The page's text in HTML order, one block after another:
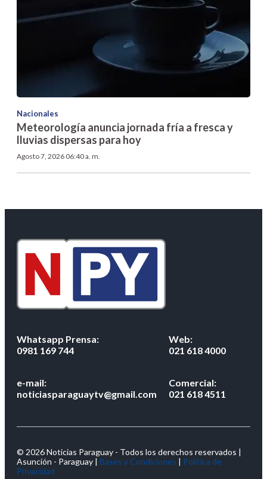
Nacionales
Meteorología anuncia jornada fría a fresca y
lluvias dispersas para hoy
Agosto 7, 2026 06:40 a. m.
Whatsapp Prensa:
0981 169 744
Web:
021 618 4000
e-mail:
noticiasparaguaytv@gmail.com
Comercial:
021 618 4511
© 2026 Noticias Paraguay - Todos los derechos reservados |
Asunción - Paraguay | Bases y Condiciones | Política de
Privacidad